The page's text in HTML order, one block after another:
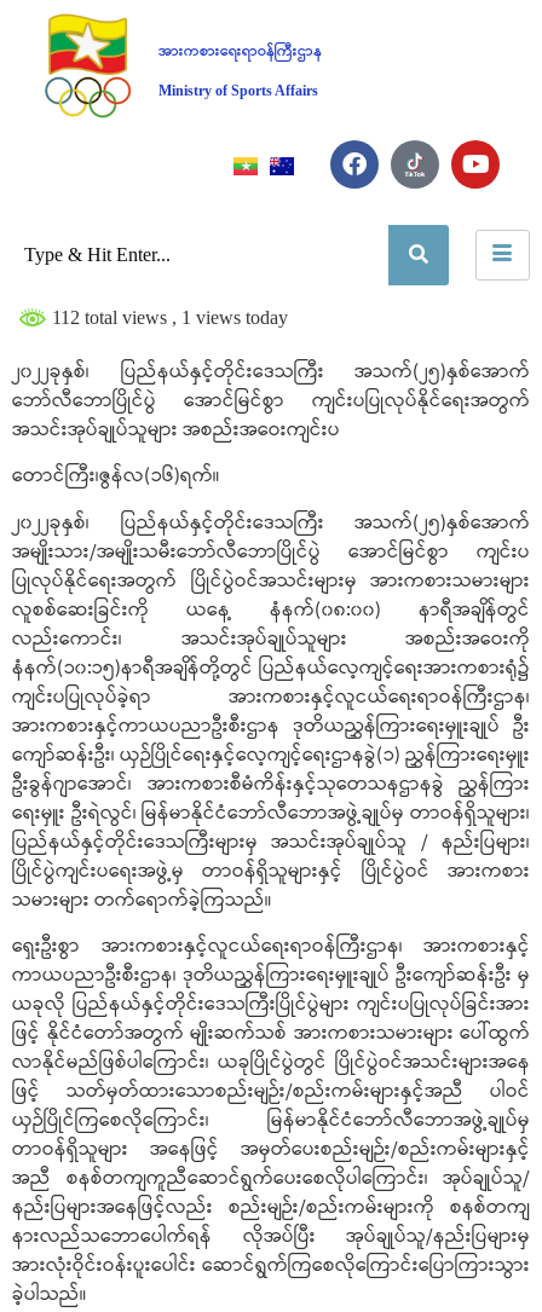
အားကစားရေးရာဝန်ကြီးဌာန
Ministry of Sports Affairs
112 total views , 1 views today
၂၀၂၂ခုနှစ်၊ ပြည်နယ်နှင့်တိုင်းဒေသကြီး အသက်(၂၅)နှစ်အောက်
ဘော်လီဘောပြိုင်ပွဲ အောင်မြင်စွာ ကျင်းပပြုလုပ်နိုင်ရေးအတွက်
အသင်းအုပ်ချုပ်သူများ အစည်းအဝေးကျင်းပ
တောင်ကြီး၊ဇွန်လ(၁၆)ရက်။
၂၀၂၂ခုနှစ်၊ ပြည်နယ်နှင့်တိုင်းဒေသကြီး အသက်(၂၅)နှစ်အောက်
အမျိုးသား/အမျိုးသမီးဘော်လီဘောပြိုင်ပွဲ အောင်မြင်စွာ ကျင်းပ
ပြုလုပ်နိုင်ရေးအတွက် ပြိုင်ပွဲဝင်အသင်းများမှ အားကစားသမားများ
လူစစ်ဆေးခြင်းကို ယနေ့ နံနက်(၀၈:၀၀) နာရီအချိန်တွင်
လည်းကောင်း၊ အသင်းအုပ်ချုပ်သူများ အစည်းအဝေးကို
နံနက်(၁၀:၁၅)နာရီအချိန်တို့တွင် ပြည်နယ်လေ့ကျင့်ရေးအားကစားရုံ၌
ကျင်းပပြုလုပ်ခဲ့ရာ အားကစားနှင့်လူငယ်ရေးရာဝန်ကြီးဌာန၊
အားကစားနှင့်ကာယပညာဦးစီးဌာန ဒုတိယညွှန်ကြားရေးမှူးချုပ် ဦး
ကျော်ဆန်းဦး၊ ယှဉ်ပြိုင်ရေးနှင့်လေ့ကျင့်ရေးဌာနခွဲ(၁) ညွှန်ကြားရေးမှူး
ဦးခွန်ဂျာအောင်၊ အားကစားစီမံကိန်းနှင့်သုတေသနဌာနခွဲ ညွှန်ကြား
ရေးမှူး ဦးရဲလွင်၊ မြန်မာနိုင်ငံဘော်လီဘောအဖွဲ့ချုပ်မှ တာဝန်ရှိသူများ၊
ပြည်နယ်နှင့်တိုင်းဒေသကြီးများမှ အသင်းအုပ်ချုပ်သူ / နည်းပြများ၊
ပြိုင်ပွဲကျင်းပရေးအဖွဲ့မှ တာဝန်ရှိသူများနှင့် ပြိုင်ပွဲဝင် အားကစား
သမားများ တက်ရောက်ခဲ့ကြသည်။
ရှေးဦးစွာ အားကစားနှင့်လူငယ်ရေးရာဝန်ကြီးဌာန၊ အားကစားနှင့်
ကာယပညာဦးစီးဌာန၊ ဒုတိယညွှန်ကြားရေးမှူးချုပ် ဦးကျော်ဆန်းဦး မှ
ယခုလို ပြည်နယ်နှင့်တိုင်းဒေသကြီးပြိုင်ပွဲများ ကျင်းပပြုလုပ်ခြင်းအား
ဖြင့် နိုင်ငံတော်အတွက် မျိုးဆက်သစ် အားကစားသမားများ ပေါ်ထွက်
လာနိုင်မည်ဖြစ်ပါကြောင်း၊ ယခုပြိုင်ပွဲတွင် ပြိုင်ပွဲဝင်အသင်းများအနေ
ဖြင့် သတ်မှတ်ထားသောစည်းမျဉ်း/စည်းကမ်းများနှင့်အညီ ပါဝင်
ယှဉ်ပြိုင်ကြစေလိုကြောင်း၊ မြန်မာနိုင်ငံဘော်လီဘောအဖွဲ့ချုပ်မှ
တာဝန်ရှိသူများ အနေဖြင့် အမှတ်ပေးစည်းမျဉ်း/စည်းကမ်းများနှင့်
အညီ စနစ်တကျကူညီဆောင်ရွက်ပေးစေလိုပါကြောင်း၊ အုပ်ချုပ်သူ/
နည်းပြများအနေဖြင့်လည်း စည်းမျဉ်း/စည်းကမ်းများကို စနစ်တကျ
နားလည်သဘောပေါက်ရန် လိုအပ်ပြီး အုပ်ချုပ်သူ/နည်းပြများမှ
အားလုံးဝိုင်းဝန်းပူးပေါင်း ဆောင်ရွက်ကြစေလိုကြောင်းပြောကြားသွား
ခဲ့ပါသည်။